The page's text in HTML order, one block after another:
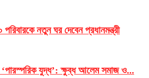
নতুন ঘর দেবেন প্রধানমন্ত্রী
যুদ্ধ’: ক্ষুব্ধ আলেম সমাজ ও...